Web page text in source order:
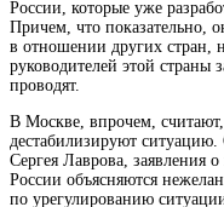
России, которые уже
Причем, что показательно,
в отношении других стран,
руководителей этой страны
проводят.
В Москве, впрочем,
дестабилизируют
Сергея Лаврова, заявления
России объясняются
по урегулированию